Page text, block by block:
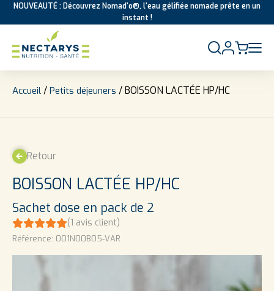
Aller au contenu
NOUVEAUTÉ : Découvrez Nomad'o®, l'eau gélifiée nomade prête en un
instant !
Accueil / Petits déjeuners / BOISSON LACTÉE HP/HC
Retour
BOISSON LACTÉE HP/HC
Sachet dose en pack de 2
(1 avis client)
Référence: 001N00B05-VAR